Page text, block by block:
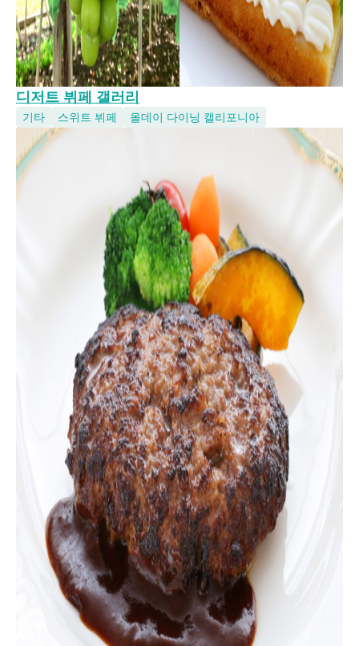
디저트 뷔페 갤러리
기타 스위트 뷔페 올데이 다이닝 캘리포니아